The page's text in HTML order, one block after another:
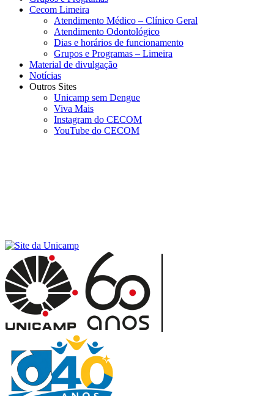
Cecom Limeira
Atendimento Médico – Clínico Geral
Atendimento Odontológico
Dias e horários de funcionamento
Grupos e Programas – Limeira
Material de divulgação
Notícias
Outros Sites
Unicamp sem Dengue
Viva Mais
Instagram do CECOM
YouTube do CECOM